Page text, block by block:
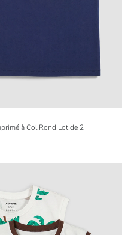
à Col Rond Lot de 2